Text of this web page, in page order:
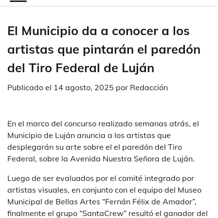
El Municipio da a conocer a los
artistas que pintarán el paredón
del Tiro Federal de Luján
Publicado el 14 agosto, 2025 por Redacción
En el marco del concurso realizado semanas atrás, el
Municipio de Luján anuncia a los artistas que
desplegarán su arte sobre el el paredón del Tiro
Federal, sobre la Avenida Nuestra Señora de Luján.
Luego de ser evaluados por el comité integrado por
artistas visuales, en conjunto con el equipo del Museo
Municipal de Bellas Artes “Fernán Félix de Amador”,
finalmente el grupo “SantaCrew” resultó el ganador del